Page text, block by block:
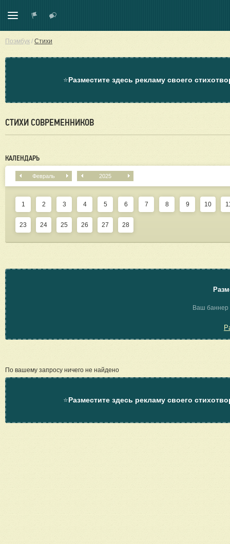
Поэмбук / Стихи
⭐Разместите здесь рекламу своего
СТИХИ СОВРЕМЕННИКОВ
КАЛЕНДАРЬ
Февраль 2025
1 2 3 4 5 6 7 8 9 10
23 24 25 26 27 28
Ваш баннер
По вашему запросу ничего не найдено
⭐Разместите здесь рекламу своего